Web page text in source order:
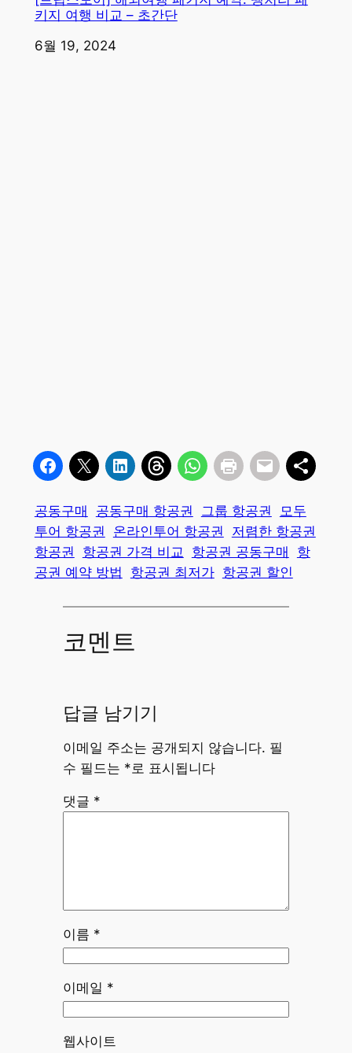
키지 여행 비교 – 초간단
일자
6월 19, 2024
공동구매 공동구매 항공권 그룹 항공권
모두
투어 항공권
온라인투어 항공권
저렴한 항공권
항공권
항공권 가격 비교 항공권 공동구매
항
공권 예약 방법
항공권 최저가 항공권 할인
코멘트
답글 남기기
이메일 주소는 공개되지 않습니다. 필
수 필드는 * 로 표시됩니다
댓글 *
이름 *
이메일 *
웹사이트